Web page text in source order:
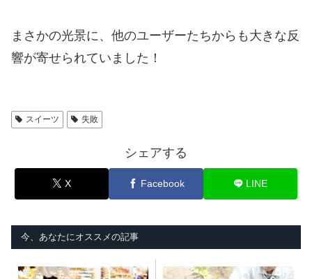
まさかの光景に、他のユーザーたちからも大きな反
響が寄せられていました！
スイーツ 失敗
シェアする
X Facebook LINE
今、あなたにオススメの記事